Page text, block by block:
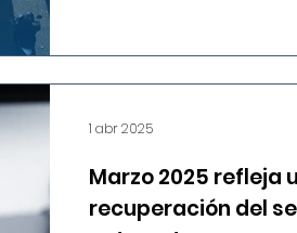
Marzo 2025 refleja
recuperación del
1 abr 2025